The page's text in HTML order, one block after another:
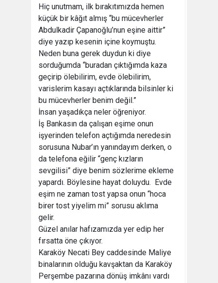
Hiç unutmam, ilk bırakıtımızda hemen
küçük bir kâğıt almış “bu mücevherler
Abdulkadir Çapanoğlu’nun eşine aittir”
diye yazıp kesenin içine koymuştu.
Neden buna gerek duydun ki diye
sorduğumda “buradan çıktığımda kaza
geçirip ölebilirim, evde ölebilirim,
varislerim kasayı açtıklarında bilsinler ki
bu mücevherler benim değil.”
İnsan yaşadıkça neler öğreniyor.
İş Bankasın da çalışan eşime onun
işyerinden telefon açtığımda neredesin
sorusuna Nubar’ın yanındayım derken, o
da telefona eğilir “genç kızların
sevgilisi” diye benim sözlerime ekleme
yapardı. Böylesine hayat doluydu. Evde
eşim ne zaman tost yapsa onun “hoca
birer tost yiyelim mi” sorusu aklıma
gelir.
Güzel anılar hafızamızda yer edip her
fırsatta öne çıkıyor.
Karaköy Necati Bey caddesinde Maliye
binalarının olduğu kavşaktan da Karaköy
Perşembe pazarına dönüş imkânı vardı